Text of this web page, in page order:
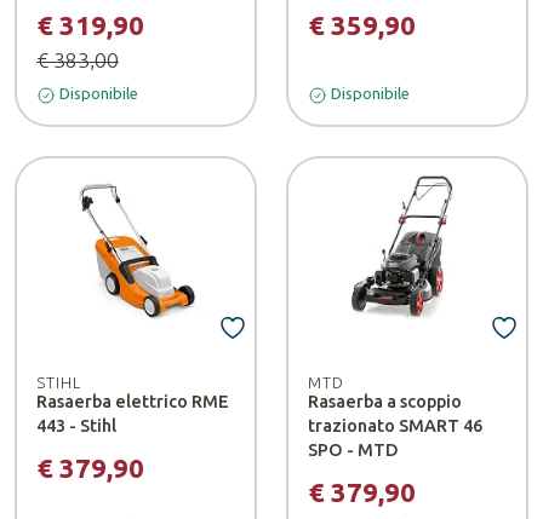
€ 319,90
€ 383,00
Disponibile
€ 359,90
Disponibile
STIHL
Rasaerba elettrico RME
443 - Stihl
€ 379,90
MTD
Rasaerba a scoppio
trazionato SMART 46
SPO - MTD
€ 379,90